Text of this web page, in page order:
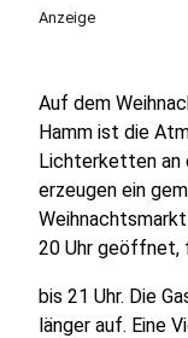
Anzeige
Auf dem
Hamm ist die
Lichterketten an
erzeugen ein
20 Uhr geöffnet,
bis 21 Uhr. Die
länger auf. Eine